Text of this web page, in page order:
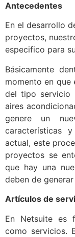
Antecedentes
En el desarrollo
proyectos,
especifico para
Básicamente
momento en que
del tipo servicio
aires
genere un
características
actual, este
proyectos se
que hay una
deben de
Artículos de
En Netsuite es
como servicios.